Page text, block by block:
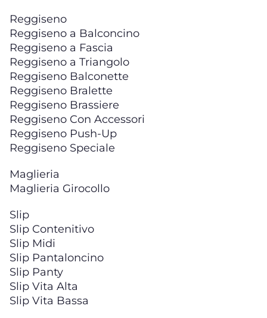
Reggiseno
Reggiseno a Balconcino
Reggiseno a Fascia
Reggiseno a Triangolo
Reggiseno Balconette
Reggiseno Bralette
Reggiseno Brassiere
Reggiseno Con Accessori
Reggiseno Push-Up
Reggiseno Speciale
Maglieria
Maglieria Girocollo
Slip
Slip Contenitivo
Slip Midi
Slip Pantaloncino
Slip Panty
Slip Vita Alta
Slip Vita Bassa